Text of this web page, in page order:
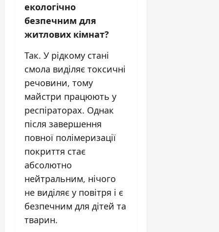
екологічно
безпечним для
житлових кімнат?
Так. У рідкому стані
смола виділяє токсичні
речовини, тому
майстри працюють у
респіраторах. Однак
після завершення
повної полімеризації
покриття стає
абсолютно
нейтральним, нічого
не виділяє у повітря і є
безпечним для дітей та
тварин.